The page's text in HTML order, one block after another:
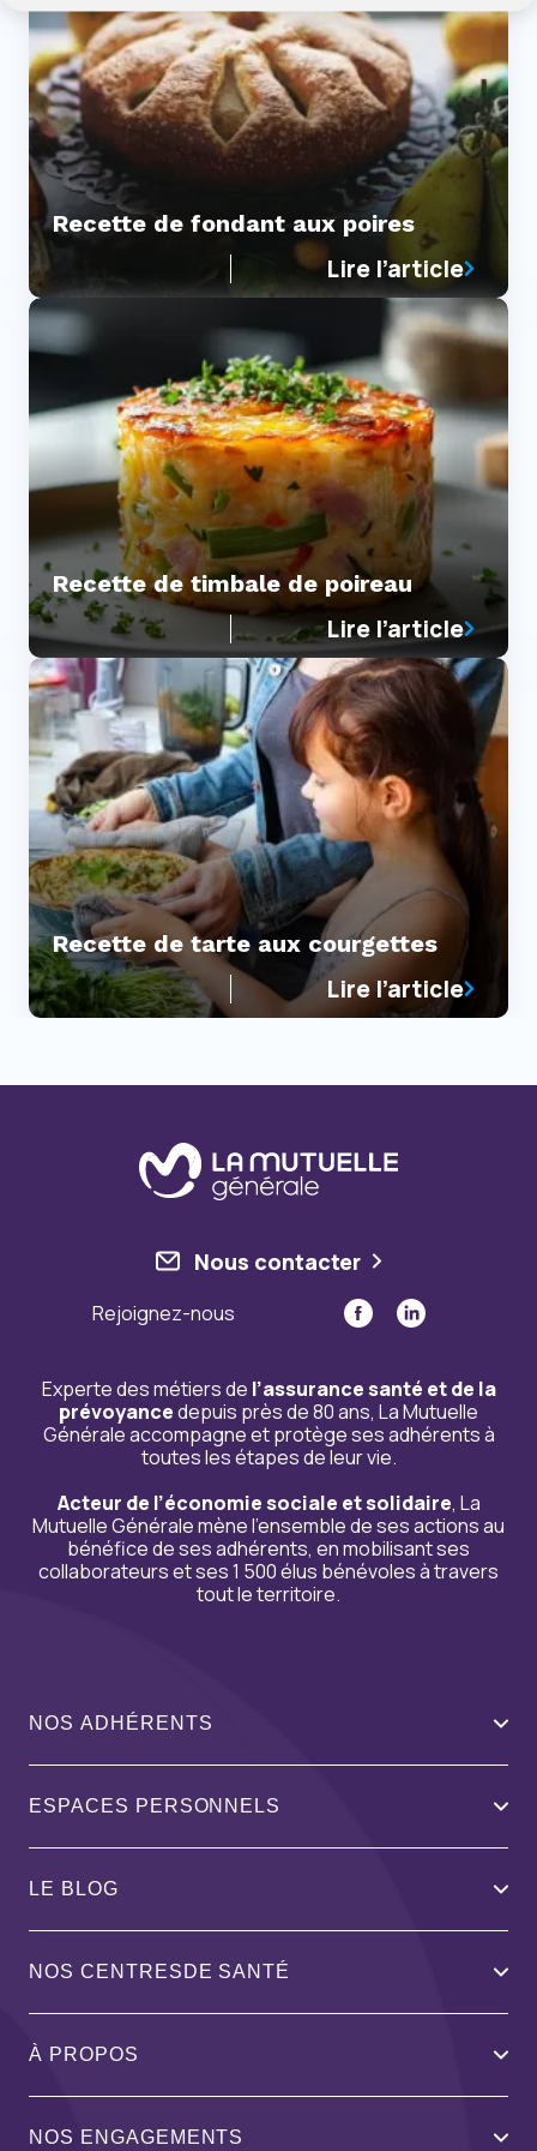
Recette de fondant aux poires
Lire l’article
Recette de timbale de poireau
Lire l’article
Recette de tarte aux courgettes
Lire l’article
Nous contacter
Rejoignez-nous
Experte des métiers de l’assurance santé et de la
prévoyancedepuis près de 80 ans, La Mutuelle
Générale accompagne et protège ses adhérents à
toutes les étapes de leur vie.
Acteur de l’économie sociale et solidaire, La
Mutuelle Générale mène l’ensemble de ses actions au
bénéfice de ses adhérents, en mobilisant ses
collaborateurs et ses 1 500 élus bénévoles à travers
tout le territoire.
NOS ADHÉRENTS
ESPACES PERSONNELS
LE BLOG
NOS CENTRESDE SANTÉ
À PROPOS
NOS ENGAGEMENTS